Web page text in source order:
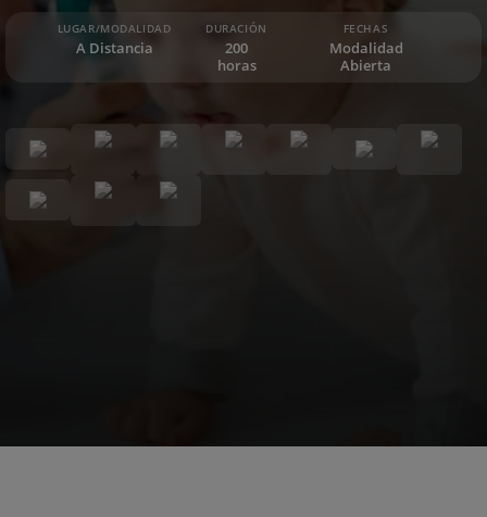
LUGAR/MODALIDAD
A Distancia
DURACIÓN
200
horas
FECHAS
Modalidad
Abierta